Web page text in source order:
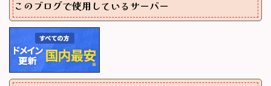
このブログで使用しているサーバー